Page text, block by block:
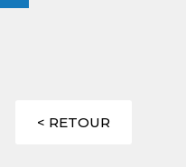
< RETOUR